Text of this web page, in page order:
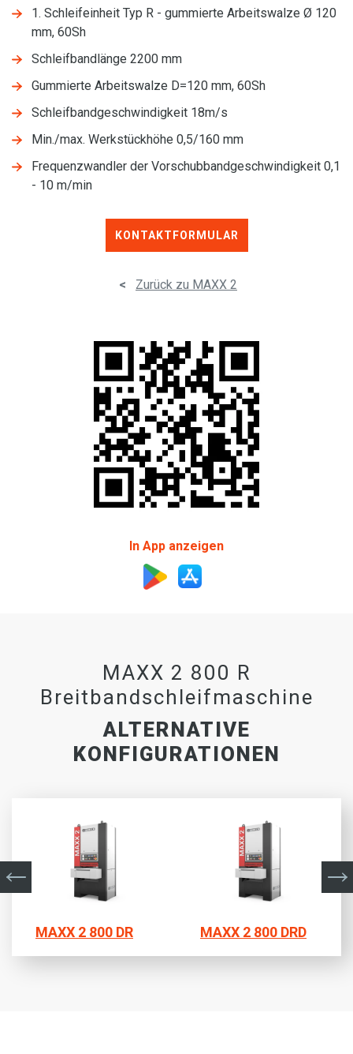
1. Schleifeinheit Typ R - gummierte Arbeitswalze Ø 120
mm, 60Sh
Schleifbandlänge 2200 mm
Gummierte Arbeitswalze D=120 mm, 60Sh
Schleifbandgeschwindigkeit 18m/s
Min./max. Werkstückhöhe 0,5/160 mm
Frequenzwandler der Vorschubbandgeschwindigkeit 0,1
- 10 m/min
KONTAKTFORMULAR
< Zurück zu MAXX 2
In App anzeigen
MAXX 2 800 R
Breitbandschleifmaschine
ALTERNATIVE
KONFIGURATIONEN
MAXX 2 800 DR MAXX 2 800 DRD